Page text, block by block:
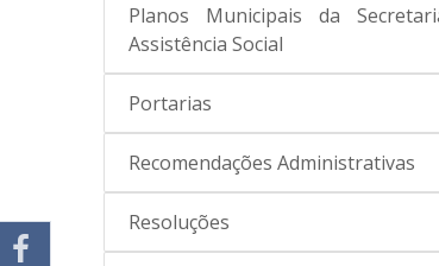
Planos Municipais da
Assistência Social
Portarias
Recomendações Administrativas
Resoluções